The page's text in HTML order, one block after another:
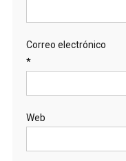
Correo electrónico
*
Web